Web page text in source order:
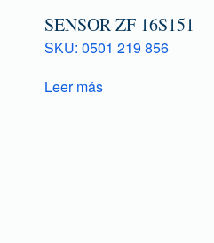
SENSOR ZF 16S151
SKU: 0501 219 856
Leer más